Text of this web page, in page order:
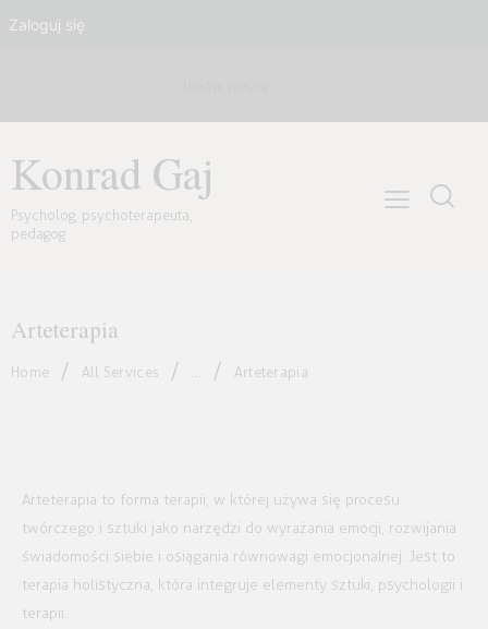
Zaloguj się
Konrad Gaj
Psycholog, psychoterapeuta,
pedagog
Arteterapia
Home All Services ... Arteterapia
Arteterapia to forma terapii, w której używa się procesu
twórczego i sztuki jako narzędzi do wyrażania emocji, rozwijania
świadomości siebie i osiągania równowagi emocjonalnej. Jest to
terapia holistyczna, która integruje elementy sztuki, psychologii i
terapii.